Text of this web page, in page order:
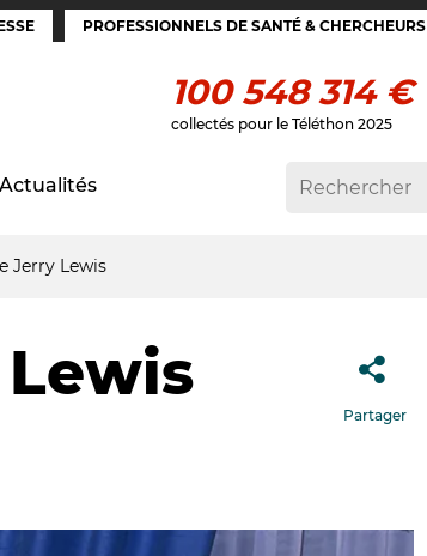
PROFESSIONNELS DE SANTÉ & CHERCHEURS
100 548 314 €
collectés pour le Téléthon 2025
Actualités
Jerry Lewis
Partager